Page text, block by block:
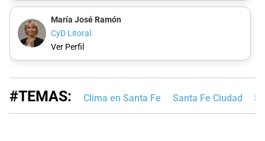
María José Ramón
CyD Litoral.
Ver Perfil
#TEMAS: Clima en Santa Fe Santa Fe Ciudad